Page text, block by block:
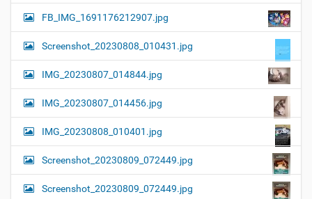
FB_IMG_1691176212907.jpg
Screenshot_20230808_010431.jpg
IMG_20230807_014844.jpg
IMG_20230807_014456.jpg
IMG_20230808_010401.jpg
Screenshot_20230809_072449.jpg
Screenshot_20230809_072449.jpg